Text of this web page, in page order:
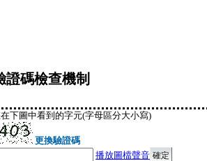
證碼檢查機制
下圖中看到的字元(字母區分大小寫)
更換驗證碼
播放圖檔聲音